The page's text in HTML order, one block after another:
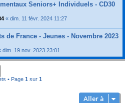
Seniors+ Individuels - CD30
« dim. 11 févr. 2024 11:27
France - Jeunes - Novembre 2023
dim. 19 nov. 2023 23:01
• Page 1 sur 1
Aller à